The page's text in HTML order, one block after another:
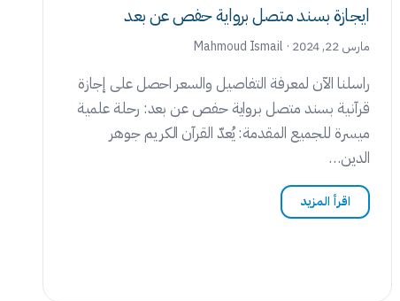
ايجازة بسند متصل برواية حفص عن بعد
مارس 22, 2024 · Mahmoud Ismail
راسلنا الآن لمعرفة التفاصيل والسعر احصل على إجازة
قرآنية بسند متصل برواية حفص عن بعد: رحلة علمية
ميسرة للجميع المقدمة: يُعدّ القرآن الكريم جوهر
الدين…
اقرأ المزيد